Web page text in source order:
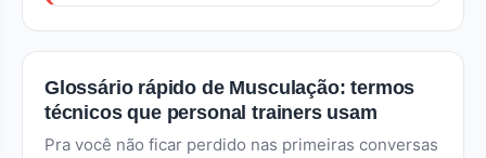
Glossário rápido de Musculação: termos
técnicos que personal trainers usam
Pra você não ficar perdido nas primeiras conversas